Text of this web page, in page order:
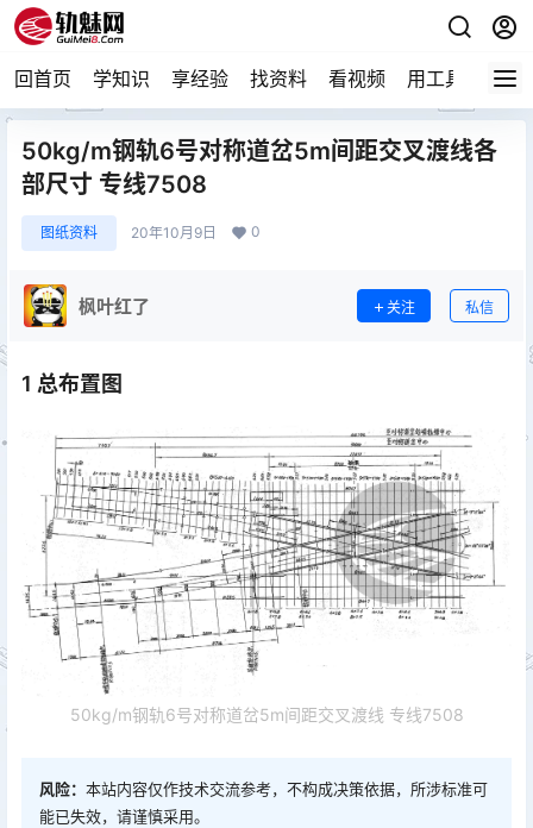
回首页 学知识 享经验 找资料 看视频 用工具 论技
50kg/m钢轨6号对称道岔5m间距交叉渡线各
部尺寸 专线7508
图纸资料 20年10月9日 0
枫叶红了 关注 私信
1 总布置图
50kg/m钢轨6号对称道岔5m间距交叉渡线 专线7508
风险： 本站内容仅作技术交流参考，不构成决策依据，所涉标准可
能已失效，请谨慎采用。